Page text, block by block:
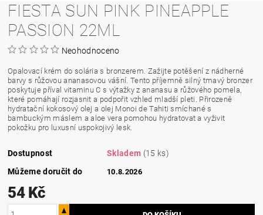
FIESTA SUN PINK PINEAPPLE
PASSION 22ML
Neohodnoceno
Opalovací krém do solária s bronzerem. Zažijte potěšení z nádherné
barvy s růžovou ananasovou vášní. Tento příjemně silný tmavý bronzer
poskytuje příval vitaminu C s výtažky z ananasu a růžového pomela,
které pomáhají rozjasnit a podpořit vzhled mladší pleti. Přirozeně
hydratační kokosový olej a olej Monoi de Tahiti smíchané s
bambuckým máslem a aloe vera pomohou hydratovat a vyživit
pokožku pro luxusní uspokojivý lesk.
Dostupnost Skladem (15 ks)
Můžeme doručit do
10.8.2026
54 Kč